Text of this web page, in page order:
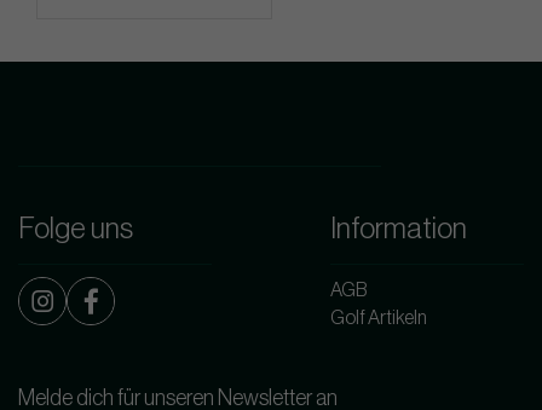
Folge uns Information
AGB
Golf Artikeln
Melde dich für unseren Newsletter an